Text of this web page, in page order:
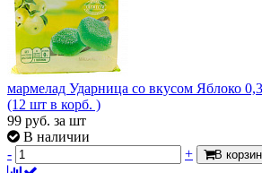
мармелад Ударница со вкусом
(12 шт в корб. )
99 руб. за шт
В наличии
-
+ В